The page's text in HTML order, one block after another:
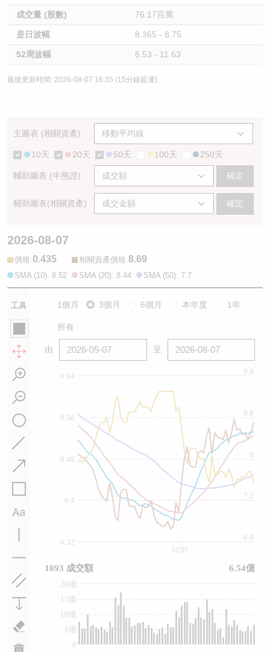
成交量 (股數) 76.17百萬
是日波幅 8.365 - 8.75
52周波幅 6.53 - 11.63
最後更新時間: 2026-08-07 16:35 (15分鐘延遲)
主圖表 (相關資產)
10天 20天 50天 100天 250天
輔助圖表 (牛熊證) 確定
輔助圖表(相關資產) 確定
2026-08-07
價格:0.435 相關資產價格:8.69
SMA (10): 8.52 SMA (20): 8.44 SMA (50): 7.7
工具 1個月 3個月 6個月 本年度 1年
所有
由 至
0.32
0.4
0.48
0.56
0.64
7.2
9.6
6.4
8
8.8
0
5億
10億
15億
20億
01/07
1093 成交額 6.54億